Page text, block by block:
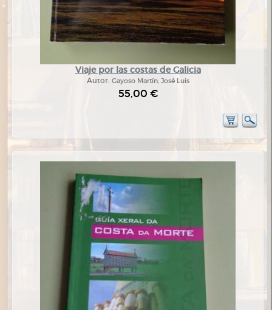
Viaje por las costas de Galicia
Autor: Gayoso Martín, José Luis
55,00 €